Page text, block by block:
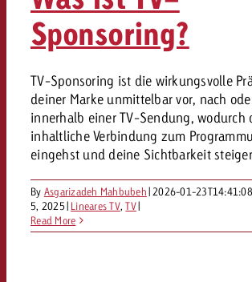
Sponsoring?
TV-Sponsoring ist die wirkungsvolle
deiner Marke unmittelbar vor, nach
innerhalb einer TV-Sendung, wodurch
inhaltliche Verbindung zum
eingehst und deine Sichtbarkeit
By Asgarizadeh Mahbubeh| 2026-01-
5, 2025| Lineares TV,TV|
Read More